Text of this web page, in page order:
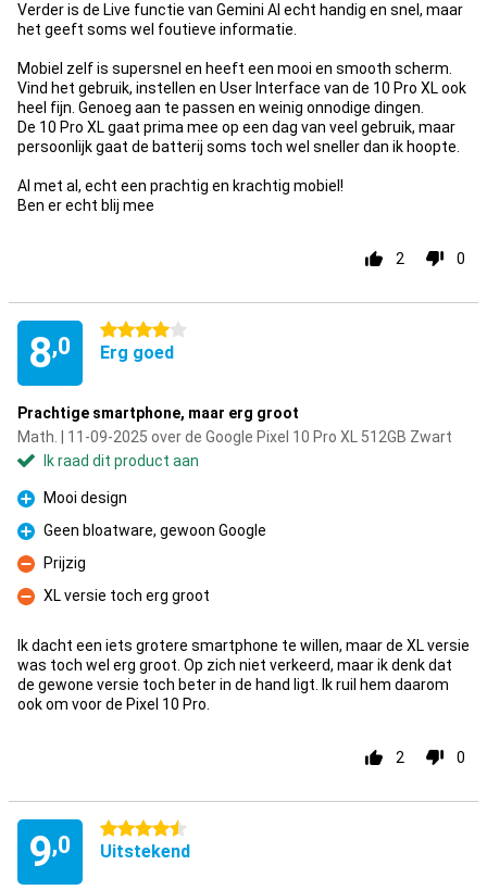
Verder is de Live functie van Gemini AI echt handig en snel, maar
het geeft soms wel foutieve informatie.
Mobiel zelf is supersnel en heeft een mooi en smooth scherm.
Vind het gebruik, instellen en User Interface van de 10 Pro XL ook
heel fijn. Genoeg aan te passen en weinig onnodige dingen.
De 10 Pro XL gaat prima mee op een dag van veel gebruik, maar
persoonlijk gaat de batterij soms toch wel sneller dan ik hoopte.
Al met al, echt een prachtig en krachtig mobiel!
Ben er echt blij mee
2 0
8,0
4 sterren
Erg goed
Prachtige smartphone, maar erg groot
Math. | 11-09-2025 over de Google Pixel 10 Pro XL 512GB Zwart
Ik raad dit product aan
Pluspunt
Mooi design
Pluspunt
Geen bloatware, gewoon Google
Minpunt
Prijzig
Minpunt
XL versie toch erg groot
Ik dacht een iets grotere smartphone te willen, maar de XL versie
was toch wel erg groot. Op zich niet verkeerd, maar ik denk dat
de gewone versie toch beter in de hand ligt. Ik ruil hem daarom
ook om voor de Pixel 10 Pro.
2 0
9,0
4.5 sterren
Uitstekend